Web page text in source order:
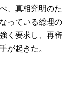
、真相究明のた
っている総理の
く要求し、再審
が起きた。